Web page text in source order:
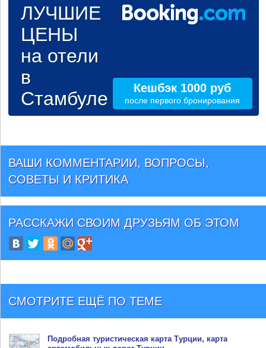
ЛУЧШИЕ
ЦЕНЫ
на отели
в
Стамбуле
Кешбэк 1000 руб
после первого бронирования
ВАШИ КОММЕНТАРИИ, ВОПРОСЫ,
СОВЕТЫ И КРИТИКА
РАССКАЖИ СВОИМ ДРУЗЬЯМ ОБ ЭТОМ
СМОТРИТЕ ЕЩЁ ПО ТЕМЕ
Подробная туристическая карта Турции, карта